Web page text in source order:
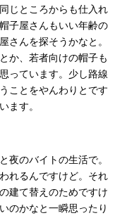
じところからも仕入れ
子屋さんもいい年齢の
さんを探そうかなと。
か、若者向けの帽子も
っています。少し路線
ことをやんわりとです
ます。
夜のバイトの生活で。
れるんですけど。それ
建て替えのためですけ
のかなと一瞬思ったり